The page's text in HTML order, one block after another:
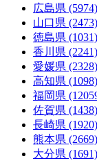
広島県 (5974)
山口県 (2473)
徳島県 (1031)
香川県 (2241)
愛媛県 (2328)
高知県 (1098)
福岡県
佐賀県 (1438)
長崎県 (1920)
熊本県 (2669)
大分県 (1691)